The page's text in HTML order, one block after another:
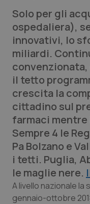
Lettere al direttore
Edizioni
QS Pro
Professionisti
Abruzzo
Basilicata
Calabria
Campania
QS Pro Gold
Artrite &
Asma & BPCO
Car-T
QS Club
Solo per gli
ospedaliera),
innovativi, lo
miliardi.
il tetto
crescita la
cittadino sul
farmaci
Sempre 4 le
Pa Bolzano e
i tetti. Puglia,
le maglie nere.
A livello nazionale
gennaio-ottobre